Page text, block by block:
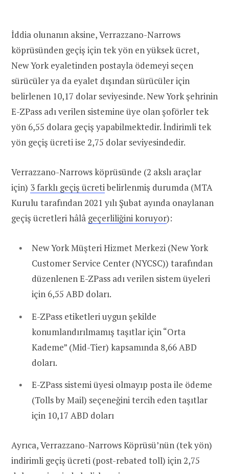
İddia olunanın aksine, Verrazzano-Narrows
köprüsünden geçiş için tek yön en yüksek ücret,
New York eyaletinden postayla ödemeyi seçen
sürücüler ya da eyalet dışından sürücüler için
belirlenen 10,17 dolar seviyesinde. New York şehrinin
E-ZPass adı verilen sistemine üye olan şoförler tek
yön 6,55 dolara geçiş yapabilmektedir. İndirimli tek
yön geçiş ücreti ise 2,75 dolar seviyesindedir.
Verrazzano-Narrows köprüsünde (2 akslı araçlar
için) 3 farklı geçiş ücretibelirlenmiş durumda (MTA
Kurulu tarafından 2021 yılı Şubat ayında onaylanan
geçiş ücretleri hâlâ geçerliliğini koruyor):
New York Müşteri Hizmet Merkezi (New York
Customer Service Center (NYCSC)) tarafından
düzenlenen E-ZPass adı verilen sistem üyeleri
için 6,55 ABD doları.
E-ZPass etiketleri uygun şekilde
konumlandırılmamış taşıtlar için “Orta
Kademe” (Mid-Tier) kapsamında 8,66 ABD
doları.
E-ZPass sistemi üyesi olmayıp posta ile ödeme
(Tolls by Mail) seçeneğini tercih eden taşıtlar
için 10,17 ABD doları
Ayrıca,Verrazzano-Narrows Köprüsü’nün (tek yön)
indirimli geçiş ücreti (post-rebated toll) için 2,75